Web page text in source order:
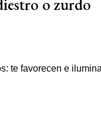
o zurdo